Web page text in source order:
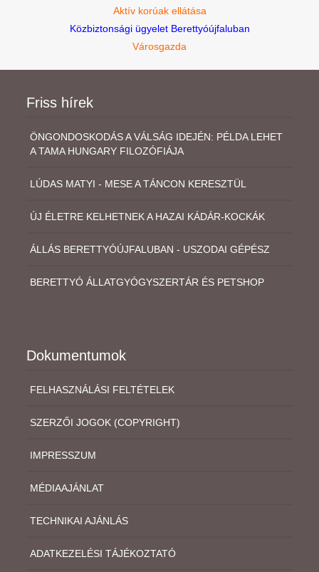
Aktív korúak ellátása
Közbiztonsági ügyelet Berettyóújfaluban
Városgazda
Friss hírek
ÖNGONDOSKODÁS A VÁLSÁG IDEJÉN: PÉLDA LEHET
A TAMA HUNGARY FILOZÓFIÁJA
LÚDAS MATYI - MESE A TÁNCON KERESZTÜL
ÚJ ÉLETRE KELHETNEK A HAZAI KÁDÁR-KOCKÁK
ÁLLÁS BERETTYÓÚJFALUBAN - USZODAI GÉPÉSZ
BERETTYÓ ÁLLATGYÓGYSZERTÁR ÉS PETSHOP
Dokumentumok
FELHASZNÁLÁSI FELTÉTELEK
SZERZŐI JOGOK (COPYRIGHT)
IMPRESSZUM
MÉDIAAJÁNLAT
TECHNIKAI AJÁNLÁS
ADATKEZELÉSI TÁJÉKOZTATÓ